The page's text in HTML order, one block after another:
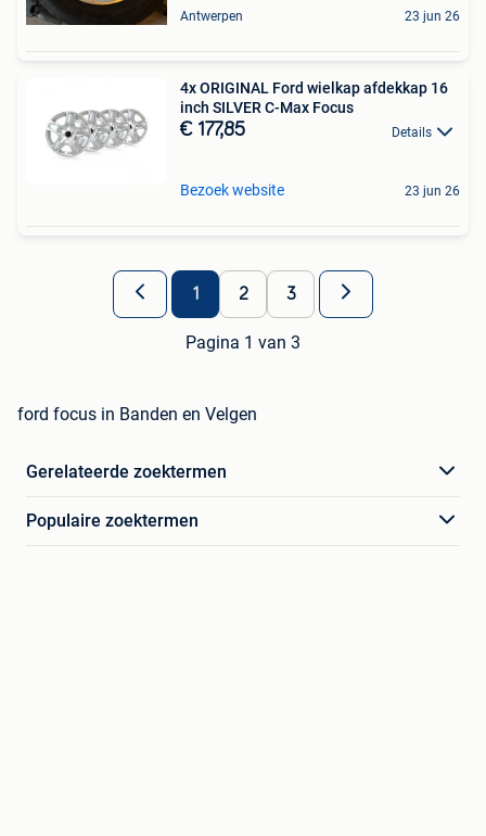
Antwerpen 23 jun 26
4x ORIGINAL Ford wielkap afdekkap 16
inch SILVER C-Max Focus
€ 177,85 Details
Bezoek website 23 jun 26
1 2 3
Pagina 1 van 3
ford focus in Banden en Velgen
Gerelateerde zoektermen
Populaire zoektermen